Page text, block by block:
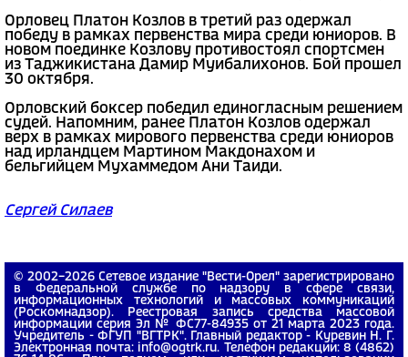
Орловец Платон Козлов в третий раз одержал
победу в рамках первенства мира среди юниоров. В
новом поединке Козлову противостоял спортсмен
из Таджикистана Дамир Муибалихонов. Бой прошел
30 октября.
Орловский боксер победил единогласным решением
судей. Напомним, ранее Платон Козлов одержал
верх в рамках мирового первенства среди юниоров
над ирландцем Мартином Макдонахом и
бельгийцем Мухаммедом Ани Таиди.
Сергей Силаев
© 2002−2026 Сетевое издание "Вести-Орел" зарегистрировано
в Федеральной службе по надзору в сфере связи,
информационных технологий и массовых коммуникаций
(Роскомнадзор). Реестровая запись средства массовой
информации серия Эл № ФС77-84935 от 21 марта 2023 года.
Учредитель - ФГУП "ВГТРК". Главный редактор - Куревин Н. Г.
Электронная почта: info@ogtrk.ru. Телефон редакции: 8 (4862)